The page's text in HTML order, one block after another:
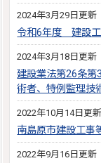
2024年3月29日更新
令和6年度 建設
2024年3月18日更新
建設業法第26条第
術者、特例監理技
2022年10月14日更新
南島原市建設工事
2022年9月16日更新